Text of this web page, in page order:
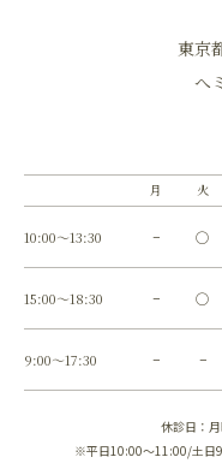
東京
へ
月 火
10:00～13:30 − ◯
15:00～18:30 − ◯
9:00～17:30 − −
休診日：
※平日10:00～11:00/土日